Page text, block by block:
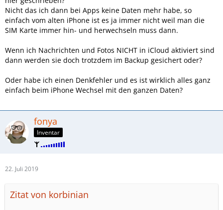
Nicht das ich dann bei Apps keine Daten mehr habe, so
einfach vom alten iPhone ist es ja immer nicht weil man die
SIM Karte immer hin- und herwechseln muss dann.
Wenn ich Nachrichten und Fotos NICHT in iCloud aktiviert sind
dann werden sie doch trotzdem im Backup gesichert oder?
Oder habe ich einen Denkfehler und es ist wirklich alles ganz
einfach beim iPhone Wechsel mit den ganzen Daten?
fonya
Inventar
22. Juli 2019
Zitat von korbinian